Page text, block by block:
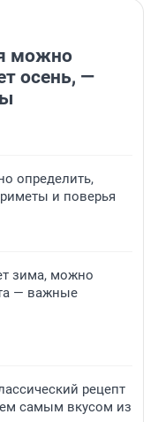
можно
осень, —
определить,
и поверья
зима, можно
— важные
рецепт
самым вкусом из